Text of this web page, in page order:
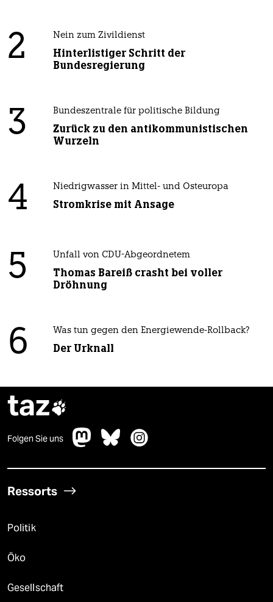
2 Nein zum Zivildienst
Hinterlistiger Schritt der
Bundesregierung
3 Bundeszentrale für politische Bildung
Zurück zu den antikommunistischen
Wurzeln
4 Niedrigwasser in Mittel- und Osteuropa
Stromkrise mit Ansage
5 Unfall von CDU-Abgeordnetem
Thomas Bareiß crasht bei voller
Dröhnung
6 Was tun gegen den Energiewende-Rollback?
Der Urknall
taz
Folgen Sie uns
Ressorts
Politik
Öko
Gesellschaft